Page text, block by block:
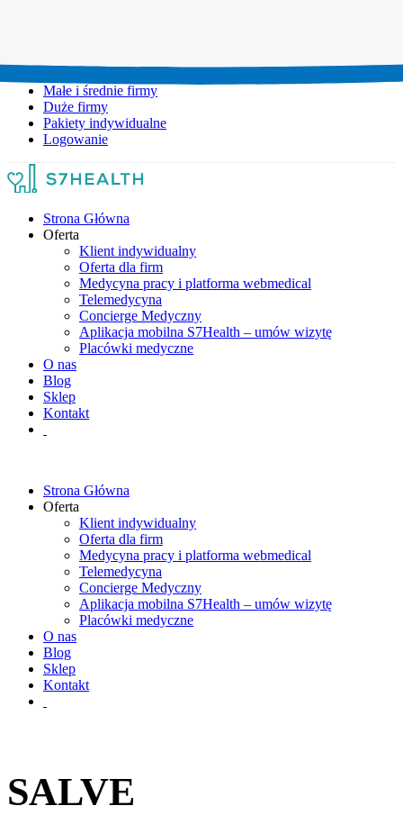
Małe i średnie firmy
Duże firmy
Pakiety indywidualne
Logowanie
Strona Główna
Oferta
Klient indywidualny
Oferta dla firm
Medycyna pracy i platforma webmedical
Telemedycyna
Concierge Medyczny
Aplikacja mobilna S7Health – umów wizytę
Placówki medyczne
O nas
Blog
Sklep
Kontakt
Strona Główna
Oferta
Klient indywidualny
Oferta dla firm
Medycyna pracy i platforma webmedical
Telemedycyna
Concierge Medyczny
Aplikacja mobilna S7Health – umów wizytę
Placówki medyczne
O nas
Blog
Sklep
Kontakt
SALVE